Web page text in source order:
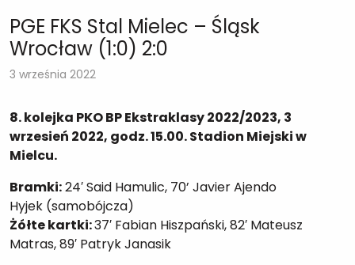
PGE FKS Stal Mielec – Śląsk
Wrocław (1:0) 2:0
3 września 2022
8. kolejka PKO BP Ekstraklasy 2022/2023, 3
wrzesień 2022, godz. 15.00. Stadion Miejski w
Mielcu.
Bramki:24′ Said Hamulic, 70’ Javier Ajendo
Hyjek (samobójcza)
Żółte kartki:37′ Fabian Hiszpański, 82′ Mateusz
Matras, 89′ Patryk Janasik